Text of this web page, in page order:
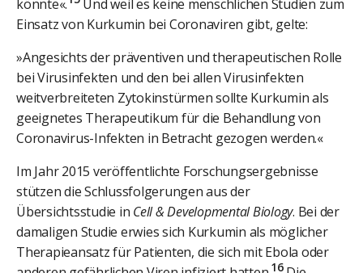
könnte«.
Und weil es keine menschlichen Studien zum
Einsatz von Kurkumin bei Coronaviren gibt, gelte:
»Angesichts der präventiven und therapeutischen Rolle
bei Virusinfekten und den bei allen Virusinfekten
weitverbreiteten Zytokinstürmen sollte Kurkumin als
geeignetes Therapeutikum für die Behandlung von
Coronavirus-Infekten in Betracht gezogen werden.«
Im Jahr 2015 veröffentlichte Forschungsergebnisse
stützen die Schlussfolgerungen aus der
Übersichtsstudie in Cell & Developmental Biology. Bei der
damaligen Studie erwies sich Kurkumin als möglicher
Therapieansatz für Patienten, die sich mit Ebola oder
16